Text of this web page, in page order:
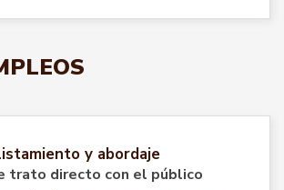
y abordaje
trato directo con el público